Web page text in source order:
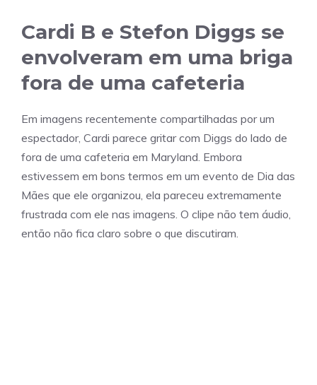
Cardi B e Stefon Diggs se
envolveram em uma briga
fora de uma cafeteria
Em imagens recentemente compartilhadas por um
espectador, Cardi parece gritar com Diggs do lado de
fora de uma cafeteria em Maryland. Embora
estivessem em bons termos em um evento de Dia das
Mães que ele organizou, ela pareceu extremamente
frustrada com ele nas imagens. O clipe não tem áudio,
então não fica claro sobre o que discutiram.